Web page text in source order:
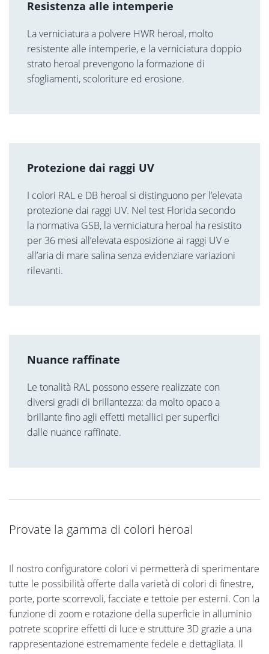
Resistenza alle intemperie
La verniciatura a polvere HWR heroal, molto
resistente alle intemperie, e la verniciatura doppio
strato heroal prevengono la formazione di
sfogliamenti, scoloriture ed erosione.
Protezione dai raggi UV
I colori RAL e DB heroal si distinguono per l’elevata
protezione dai raggi UV. Nel test Florida secondo
la normativa GSB, la verniciatura heroal ha resistito
per 36 mesi all’elevata esposizione ai raggi UV e
all’aria di mare salina senza evidenziare variazioni
rilevanti.
Nuance raffinate
Le tonalità RAL possono essere realizzate con
diversi gradi di brillantezza: da molto opaco a
brillante fino agli effetti metallici per superfici
dalle nuance raffinate.
Provate la gamma di colori heroal
Il nostro configuratore colori vi permetterà di sperimentare
tutte le possibilità offerte dalla varietà di colori di finestre,
porte, porte scorrevoli, facciate e tettoie per esterni. Con la
funzione di zoom e rotazione della superficie in alluminio
potrete scoprire effetti di luce e strutture 3D grazie a una
rappresentazione estremamente fedele e dettagliata. Il